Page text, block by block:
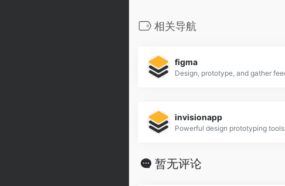
相关导航
figma
invisionapp
Powerful design prototyping tools
暂无评论